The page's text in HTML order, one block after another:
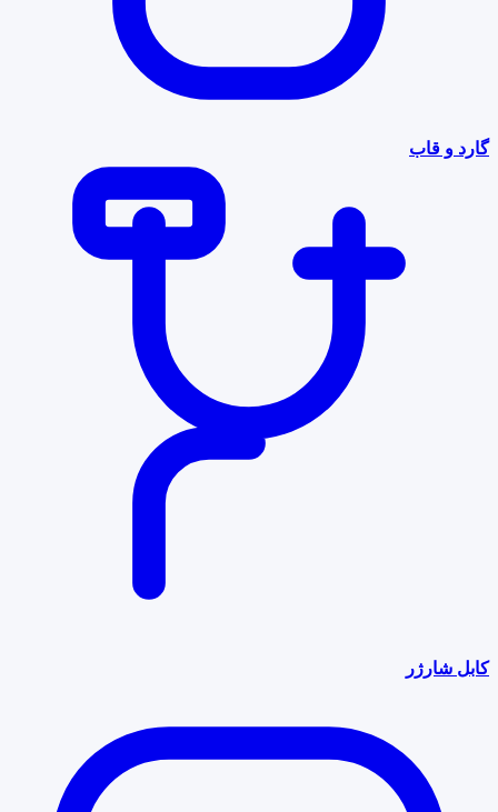
گارد و قاب
کابل شارژر